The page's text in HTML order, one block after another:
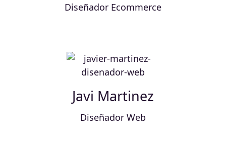
Diseñador Ecommerce
Javi Martinez
Diseñador Web